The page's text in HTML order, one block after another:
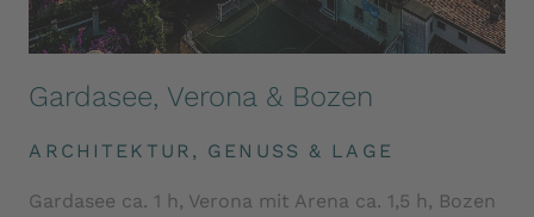
Gardasee, Verona & Bozen
ARCHITEKTUR, GENUSS & LAGE
Gardasee ca. 1 h, Verona mit Arena ca. 1,5 h, Bozen